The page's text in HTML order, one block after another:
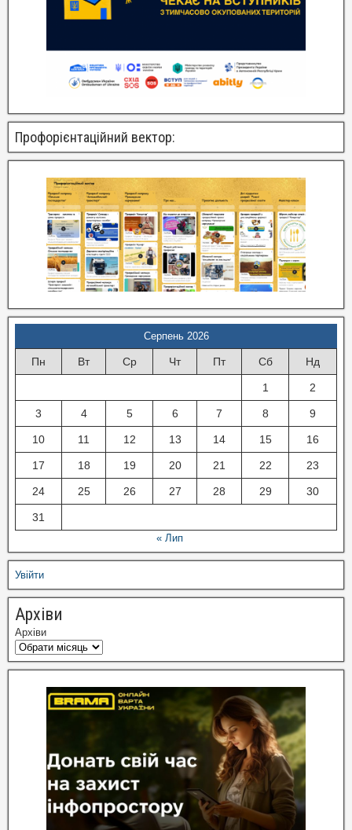
Профорієнтаційний вектор:
Серпень 2026
Пн Вт Ср Чт Пт Сб Нд
1 2
3 4 5 6 7 8 9
10 11 12 13 14 15 16
17 18 19 20 21 22 23
24 25 26 27 28 29 30
31
« Лип
Увійти
Архіви
Архіви